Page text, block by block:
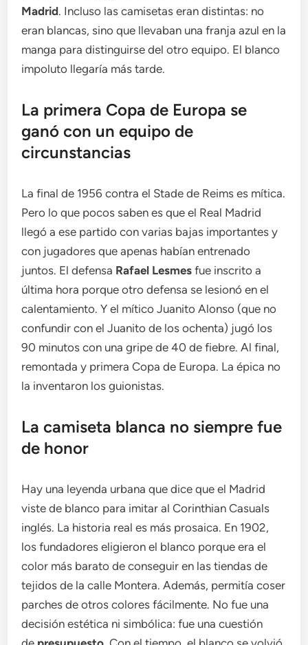
Madrid. Incluso las camisetas eran distintas: no
eran blancas, sino que llevaban una franja azul en la
manga para distinguirse del otro equipo. El blanco
impoluto llegaría más tarde.
La primera Copa de Europa se
ganó con un equipo de
circunstancias
La final de 1956 contra el Stade de Reims es mítica.
Pero lo que pocos saben es que el Real Madrid
llegó a ese partido con varias bajas importantes y
con jugadores que apenas habían entrenado
juntos. El defensa Rafael Lesmes fue inscrito a
última hora porque otro defensa se lesionó en el
calentamiento. Y el mítico Juanito Alonso (que no
confundir con el Juanito de los ochenta) jugó los
90 minutos con una gripe de 40 de fiebre. Al final,
remontada y primera Copa de Europa. La épica no
la inventaron los guionistas.
La camiseta blanca no siempre fue
de honor
Hay una leyenda urbana que dice que el Madrid
viste de blanco para imitar al Corinthian Casuals
inglés. La historia real es más prosaica. En 1902,
los fundadores eligieron el blanco porque era el
color más barato de conseguir en las tiendas de
tejidos de la calle Montera. Además, permitía coser
parches de otros colores fácilmente. No fue una
decisión estética ni simbólica: fue una cuestión